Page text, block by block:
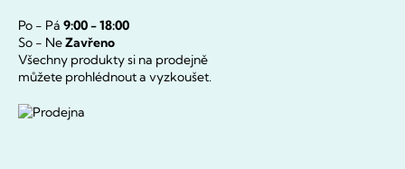
Po - Pá 9:00 - 18:00
So - NeZavřeno
Všechny produkty si na prodejně
můžete prohlédnout a vyzkoušet.